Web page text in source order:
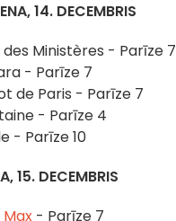
14. DECEMBRIS
Ministères - Parīze 7
- Parīze 7
de Paris - Parīze 7
- Parīze 4
- Parīze 10
15. DECEMBRIS
- Parīze 7